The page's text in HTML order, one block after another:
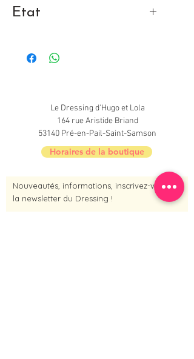
Etat
Le Dressing d'Hugo et Lola
164 rue Aristide Briand
53140 Pré-en-Pail-Saint-Samson
Horaires de la boutique
Nouveautés, informations, inscrivez-vous à
la newsletter du Dressing !